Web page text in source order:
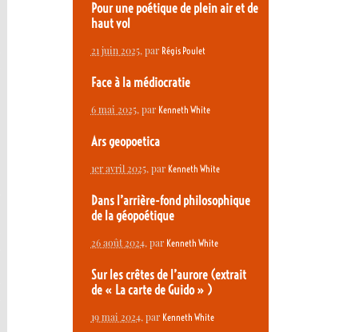
Pour une poétique de plein air et de
haut vol
21 juin 2025, par Régis Poulet
Face à la médiocratie
6 mai 2025, par Kenneth White
Ars geopoetica
1er avril 2025, par Kenneth White
Dans l’arrière-fond philosophique
de la géopoétique
26 août 2024, par Kenneth White
Sur les crêtes de l’aurore (extrait
de « La carte de Guido » )
19 mai 2024, par Kenneth White